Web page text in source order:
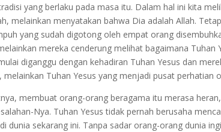
yang berlaku pada masa itu. Dalam hal ini kita
melainkan menyatakan bahwa Dia adalah Allah.
yang sudah digotong oleh empat orang
mereka cenderung melihat bagaimana
diganggu dengan kehadiran Tuhan Yesus dan
Tuhan Yesus yang menjadi pusat perhatian
membuat orang-orang beragama itu merasa
Nya. Tuhan Yesus tidak pernah berusaha
dunia sekarang ini. Tanpa sadar orang-orang dunia